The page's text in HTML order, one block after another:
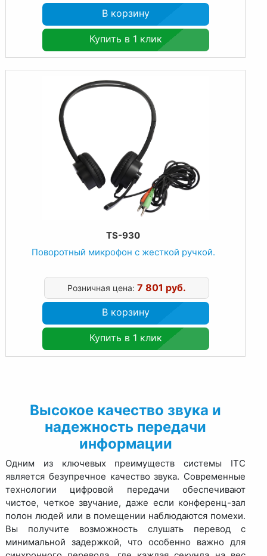
В корзину
Купить в 1 клик
TS-930
Поворотный микрофон с жесткой ручкой.
Розничная цена: 7 801 руб.
В корзину
Купить в 1 клик
Высокое качество звука и
надежность передачи
информации
Одним из ключевых преимуществ системы ITC
является безупречное качество звука. Современные
технологии цифровой передачи обеспечивают
чистое, четкое звучание, даже если конференц-зал
полон людей или в помещении наблюдаются помехи.
Вы получите возможность слушать перевод с
минимальной задержкой, что особенно важно для